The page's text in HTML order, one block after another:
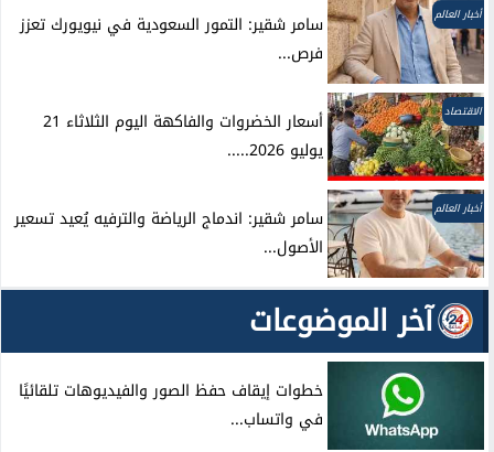
أخبار العالم
سامر شقير: التمور السعودية في نيويورك تعزز
فرص...
الاقتصاد
أسعار الخضروات والفاكهة اليوم الثلاثاء 21
يوليو 2026.....
أخبار العالم
سامر شقير: اندماج الرياضة والترفيه يُعيد تسعير
الأصول...
آخر الموضوعات
خطوات إيقاف حفظ الصور والفيديوهات تلقائيًا
في واتساب...